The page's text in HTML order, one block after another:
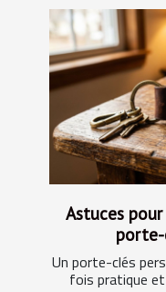
Astuces
Un porte-clés
fois pratique et